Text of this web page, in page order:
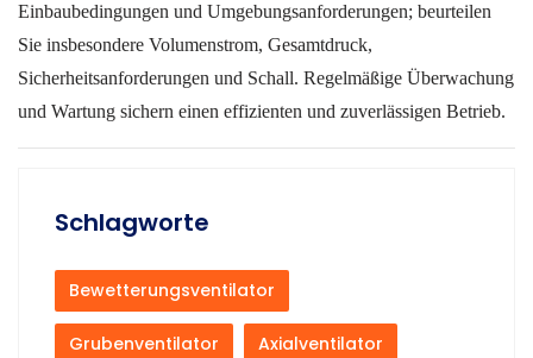
Einbaubedingungen und Umgebungsanforderungen; beurteilen
Sie insbesondere Volumenstrom, Gesamtdruck,
Sicherheitsanforderungen und Schall. Regelmäßige Überwachung
und Wartung sichern einen effizienten und zuverlässigen Betrieb.
Schlagworte
Bewetterungsventilator
Grubenventilator Axialventilator